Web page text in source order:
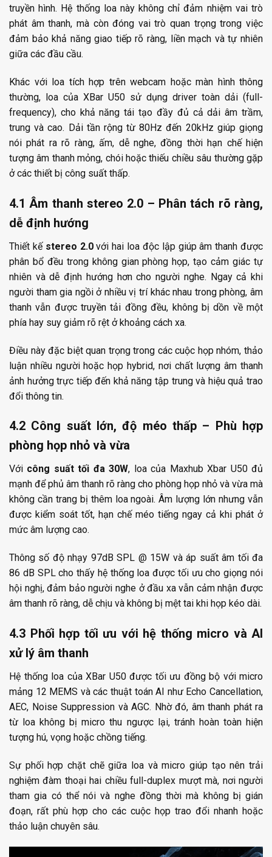
truyền hình. Hệ thống loa này không chỉ đảm nhiệm vai trò
phát âm thanh, mà còn đóng vai trò quan trọng trong việc
đảm bảo khả năng giao tiếp rõ ràng, liền mạch và tự nhiên
giữa các đầu cầu.
Khác với loa tích hợp trên webcam hoặc màn hình thông
thường, loa của XBar U50 sử dụng driver toàn dải (full-
frequency), cho khả năng tái tạo đầy đủ cả dải âm trầm,
trung và cao. Dải tần rộng từ 80Hz đến 20kHz giúp giọng
nói phát ra rõ ràng, ấm, dễ nghe, đồng thời hạn chế hiện
tượng âm thanh mỏng, chói hoặc thiếu chiều sâu thường gặp
ở các thiết bị công suất thấp.
4.1 Âm thanh stereo 2.0 – Phân tách rõ ràng,
dễ định hướng
Thiết kế stereo 2.0với hai loa độc lập giúp âm thanh được
phân bổ đều trong không gian phòng họp, tạo cảm giác tự
nhiên và dễ định hướng hơn cho người nghe. Ngay cả khi
người tham gia ngồi ở nhiều vị trí khác nhau trong phòng, âm
thanh vẫn được truyền tải đồng đều, không bị dồn về một
phía hay suy giảm rõ rệt ở khoảng cách xa.
Điều này đặc biệt quan trọng trong các cuộc họp nhóm, thảo
luận nhiều người hoặc họp hybrid, nơi chất lượng âm thanh
ảnh hưởng trực tiếp đến khả năng tập trung và hiệu quả trao
đổi thông tin.
4.2 Công suất lớn, độ méo thấp – Phù hợp
phòng họp nhỏ và vừa
Với công suất tối đa 30W, loa của Maxhub Xbar U50 đủ
mạnh để phủ âm thanh rõ ràng cho phòng họp nhỏ và vừa mà
không cần trang bị thêm loa ngoài. Âm lượng lớn nhưng vẫn
được kiểm soát tốt, hạn chế méo tiếng ngay cả khi phát ở
mức âm lượng cao.
Thông số độ nhạy 97dB SPL @ 15W và áp suất âm tối đa
86 dB SPL cho thấy hệ thống loa được tối ưu cho giọng nói
hội nghị, đảm bảo người nghe ở đầu xa vẫn cảm nhận được
âm thanh rõ ràng, dễ chịu và không bị mệt tai khi họp kéo dài.
4.3 Phối hợp tối ưu với hệ thống micro và AI
xử lý âm thanh
Hệ thống loa của XBar U50 được tối ưu đồng bộ với micro
mảng 12 MEMS và các thuật toán AI như Echo Cancellation,
AEC, Noise Suppression và AGC. Nhờ đó, âm thanh phát ra
từ loa không bị micro thu ngược lại, tránh hoàn toàn hiện
tượng hú, vọng hoặc chồng tiếng.
Sự phối hợp chặt chẽ giữa loa và micro giúp tạo nên trải
nghiệm đàm thoại hai chiều full-duplex mượt mà, nơi người
tham gia có thể nói và nghe đồng thời mà không bị gián
đoạn, rất phù hợp cho các cuộc họp trao đổi nhanh hoặc
thảo luận chuyên sâu.